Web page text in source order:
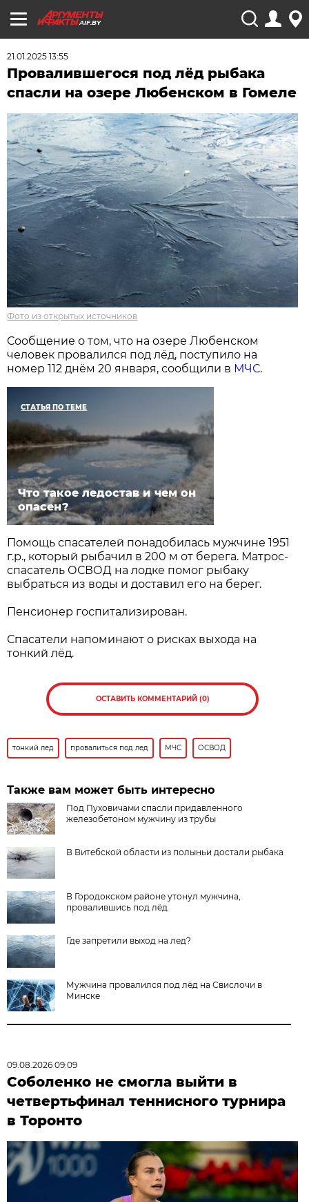
AIF.BY
21.01.2025 13:55
Провалившегося под лёд рыбака
спасли на озере Любенском в Гомеле
Фото из открытых источников
Сообщение о том, что на озере Любенском
человек провалился под лёд, поступило на
номер 112 днём 20 января, сообщили в МЧС.
СТАТЬЯ ПО ТЕМЕ
Что такое ледостав и чем он
опасен?
Помощь спасателей понадобилась мужчине 1951
г.р., который рыбачил в 200 м от берега. Матрос-
спасатель ОСВОД на лодке помог рыбаку
выбраться из воды и доставил его на берег.
Пенсионер госпитализирован.
Спасатели напоминают о рисках выхода на
тонкий лёд.
ОСТАВИТЬ КОММЕНТАРИЙ (0)
тонкий лед провалиться под лед МЧС ОСВОД
Также вам может быть интересно
Под Пуховичами спасли придавленного
железобетоном мужчину из трубы
В Витебской области из полыньи достали рыбака
В Городокском районе утонул мужчина,
провалившись под лёд
Где запретили выход на лед?
Мужчина провалился под лёд на Свислочи в
Минске
09.08.2026 09:09
Соболенко не смогла выйти в
четвертьфинал теннисного турнира
в Торонто